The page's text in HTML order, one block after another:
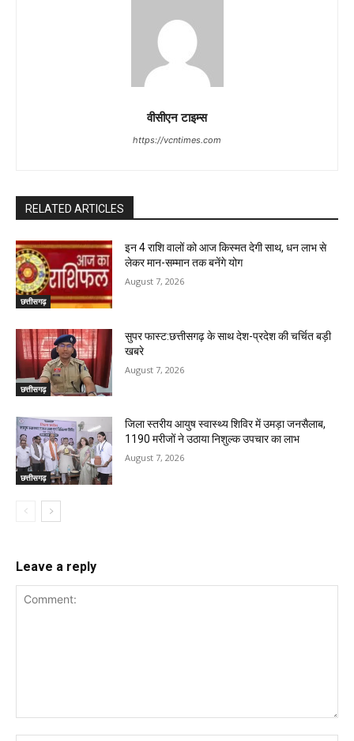
वीसीएन टाइम्स
https://vcntimes.com
RELATED ARTICLES
छत्तीसगढ़
इन 4 राशि वालों को आज किस्मत देगी साथ, धन लाभ से
लेकर मान-सम्मान तक बनेंगे योग
August 7, 2026
छत्तीसगढ़
सुपर फास्ट:छत्तीसगढ़ के साथ देश-प्रदेश की चर्चित बड़ी
खबरे
August 7, 2026
छत्तीसगढ़
जिला स्तरीय आयुष स्वास्थ्य शिविर में उमड़ा जनसैलाब,
1190 मरीजों ने उठाया निशुल्क उपचार का लाभ
August 7, 2026
Leave a reply